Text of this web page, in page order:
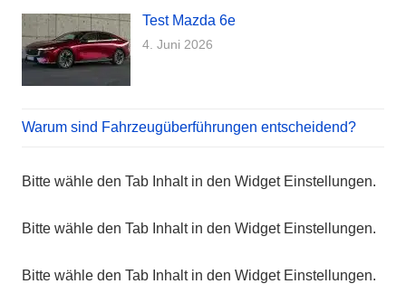
Test Mazda 6e
4. Juni 2026
Warum sind Fahrzeugüberführungen entscheidend?
Bitte wähle den Tab Inhalt in den Widget Einstellungen.
Bitte wähle den Tab Inhalt in den Widget Einstellungen.
Bitte wähle den Tab Inhalt in den Widget Einstellungen.